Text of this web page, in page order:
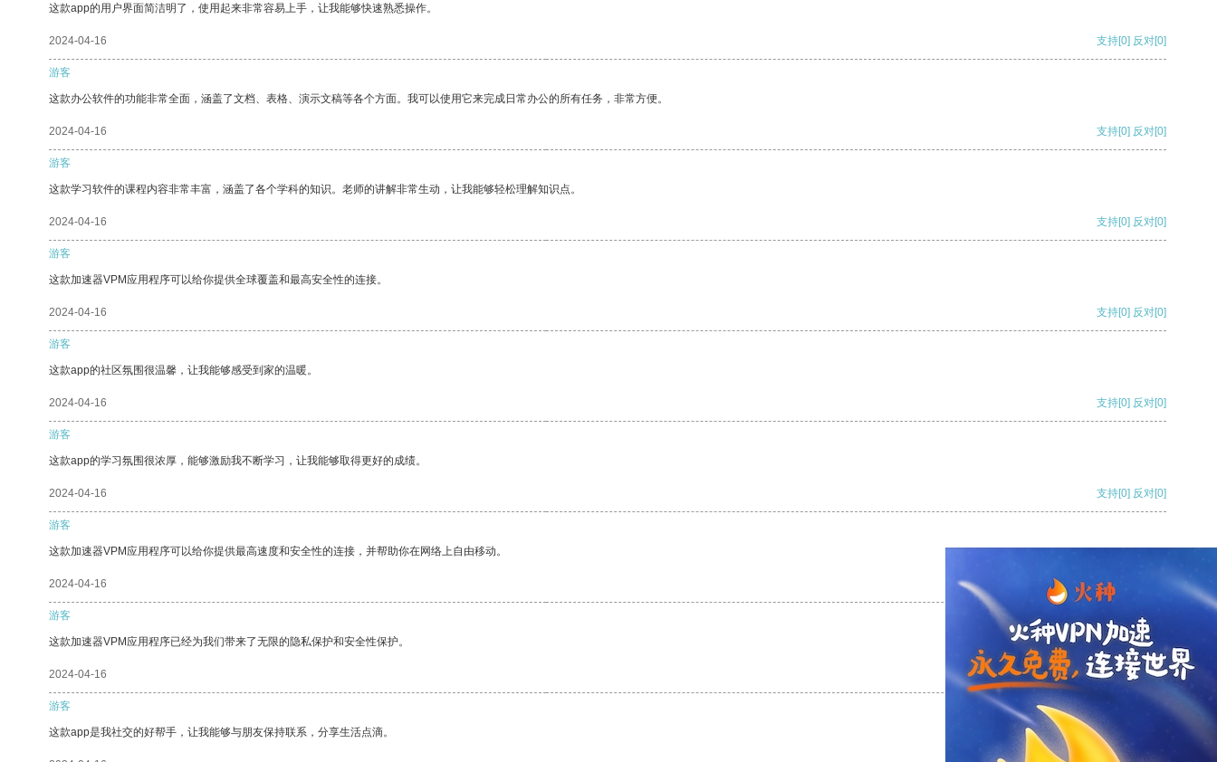
这款app的用户界面简洁明了，使用起来非常容易上手，让我能够快速熟悉操作。
2024-04-16 支持[0] 反对[0]
游客
这款办公软件的功能非常全面，涵盖了文档、表格、演示文稿等各个方面。我可以使用它来完成日常办公的所有任务，非常方便。
2024-04-16 支持[0] 反对[0]
游客
这款学习软件的课程内容非常丰富，涵盖了各个学科的知识。老师的讲解非常生动，让我能够轻松理解知识点。
2024-04-16 支持[0] 反对[0]
游客
这款加速器VPM应用程序可以给你提供全球覆盖和最高安全性的连接。
2024-04-16 支持[0] 反对[0]
游客
这款app的社区氛围很温馨，让我能够感受到家的温暖。
2024-04-16 支持[0] 反对[0]
游客
这款app的学习氛围很浓厚，能够激励我不断学习，让我能够取得更好的成绩。
2024-04-16 支持[0] 反对[0]
游客
这款加速器VPM应用程序可以给你提供最高速度和安全性的连接，并帮助你在网络上自由移动。
2024-04-16 支持
游客
这款加速器VPM应用程序已经为我们带来了无限的隐私保护和安全性保护。
2024-04-16 支持[0] 反对[0]
游客
这款app是我社交的好帮手，让我能够与朋友保持联系，分享生活点滴。